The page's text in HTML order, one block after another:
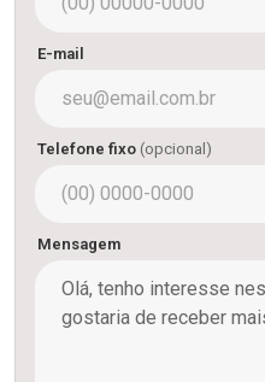
E-mail
Telefone fixo (opcional)
Mensagem